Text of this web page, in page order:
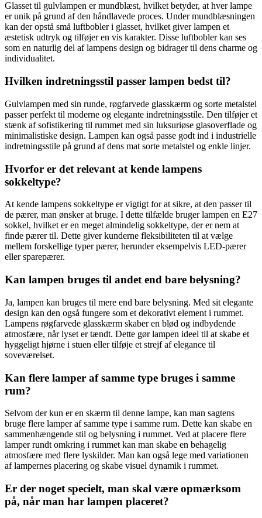
Glasset til gulvlampen er mundblæst, hvilket betyder, at hver lampe
er unik på grund af den håndlavede proces. Under mundblæsningen
kan der opstå små luftbobler i glasset, hvilket giver lampen et
æstetisk udtryk og tilføjer en vis karakter. Disse luftbobler kan ses
som en naturlig del af lampens design og bidrager til dens charme og
individualitet.
Hvilken indretningsstil passer lampen bedst til?
Gulvlampen med sin runde, røgfarvede glasskærm og sorte metalstel
passer perfekt til moderne og elegante indretningsstile. Den tilføjer et
stænk af sofistikering til rummet med sin luksuriøse glasoverflade og
minimalistiske design. Lampen kan også passe godt ind i industrielle
indretningsstile på grund af dens mat sorte metalstel og enkle linjer.
Hvorfor er det relevant at kende lampens
sokkeltype?
At kende lampens sokkeltype er vigtigt for at sikre, at den passer til
de pærer, man ønsker at bruge. I dette tilfælde bruger lampen en E27
sokkel, hvilket er en meget almindelig sokkeltype, der er nem at
finde pærer til. Dette giver kunderne fleksibiliteten til at vælge
mellem forskellige typer pærer, herunder eksempelvis LED-pærer
eller sparepærer.
Kan lampen bruges til andet end bare belysning?
Ja, lampen kan bruges til mere end bare belysning. Med sit elegante
design kan den også fungere som et dekorativt element i rummet.
Lampens røgfarvede glasskærm skaber en blød og indbydende
atmosfære, når lyset er tændt. Dette gør lampen ideel til at skabe et
hyggeligt hjørne i stuen eller tilføje et strejf af elegance til
soveværelset.
Kan flere lamper af samme type bruges i samme
rum?
Selvom der kun er en skærm til denne lampe, kan man sagtens
bruge flere lamper af samme type i samme rum. Dette kan skabe en
sammenhængende stil og belysning i rummet. Ved at placere flere
lamper rundt omkring i rummet kan man skabe en behagelig
atmosfære med flere lyskilder. Man kan også lege med variationen
af lampernes placering og skabe visuel dynamik i rummet.
Er der noget specielt, man skal være opmærksom
på, når man har lampen placeret?